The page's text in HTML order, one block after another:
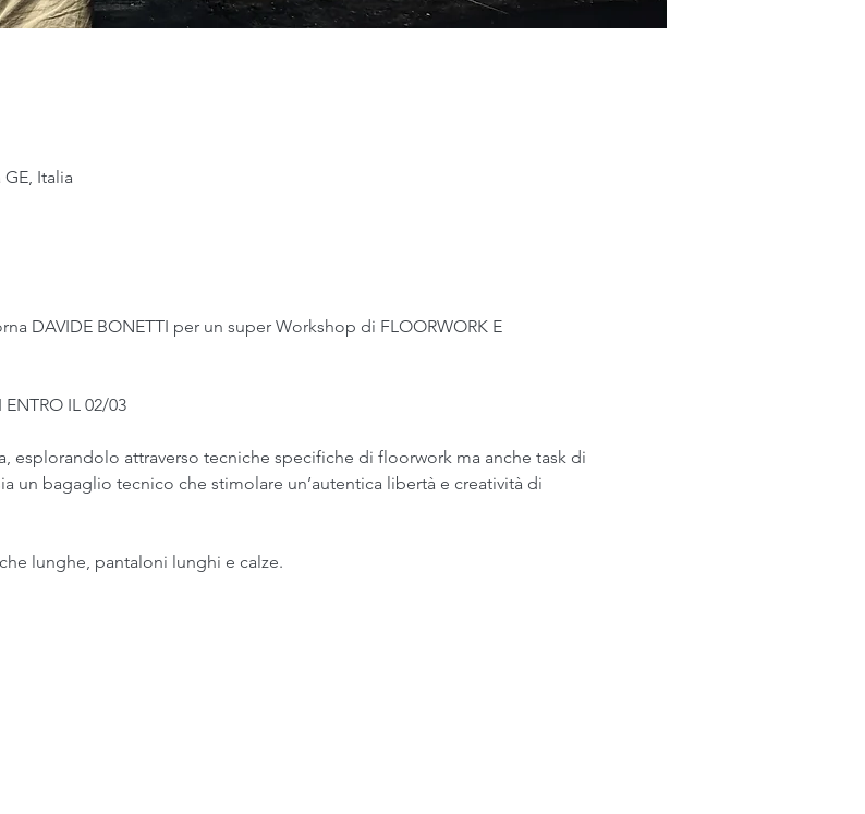
Italia
DAVIDE BONETTI per un super Workshop di FLOORWORK E
ENTRO IL 02/03
esplorandolo attraverso tecniche specifiche di floorwork ma anche task di
un bagaglio tecnico che stimolare un’autentica libertà e creatività di
lunghe, pantaloni lunghi e calze.